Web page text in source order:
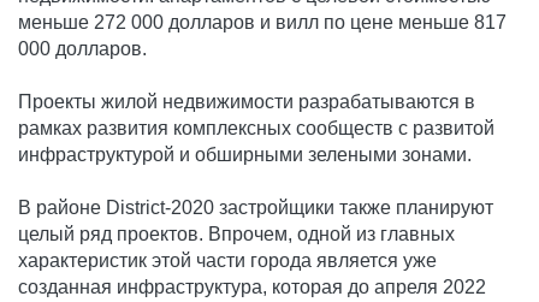
меньше 272 000 долларов и вилл по цене меньше 817
000 долларов.
Проекты жилой недвижимости разрабатываются в
рамках развития комплексных сообществ с развитой
инфраструктурой и обширными зелеными зонами.
В районе District-2020 застройщики также планируют
целый ряд проектов. Впрочем, одной из главных
характеристик этой части города является уже
созданная инфраструктура, которая до апреля 2022